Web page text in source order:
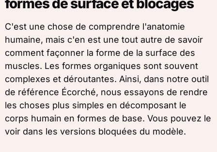
C'est une chose de comprendre l'anatomie
humaine, mais c'en est une tout autre de savoir
comment façonner la forme de la surface des
muscles. Les formes organiques sont souvent
complexes et déroutantes. Ainsi, dans notre outil
de référence Écorché, nous essayons de rendre
les choses plus simples en décomposant le
corps humain en formes de base. Vous pouvez le
voir dans les versions bloquées du modèle.